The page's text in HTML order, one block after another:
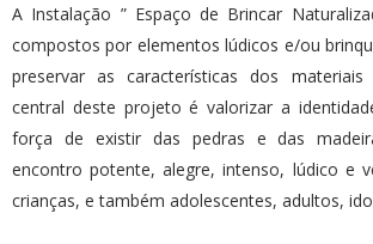
A Instalação ” Espaço de Brincar
compostos por elementos lúdicos e/ou
preservar as características dos
central deste projeto é valorizar a
força de existir das pedras e das
encontro potente, alegre, intenso, lúdico e
crianças, e também adolescentes, adultos,